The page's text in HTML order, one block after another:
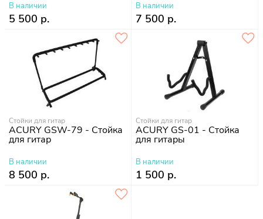
В наличии
5 500 р.
В наличии
7 500 р.
Стойки для гитар
ACURY GSW-79 - Стойка
для гитар
В наличии
8 500 р.
Стойки для гитар
ACURY GS-01 - Стойка
для гитары
В наличии
1 500 р.